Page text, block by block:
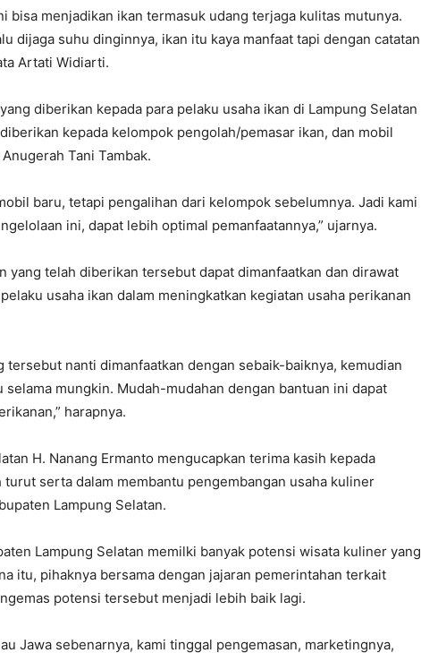
bisa menjadikan ikan termasuk udang terjaga kulitas mutunya.
dijaga suhu dinginnya, ikan itu kaya manfaat tapi dengan catatan
Artati Widiarti.
diberikan kepada para pelaku usaha ikan di Lampung Selatan
kepada kelompok pengolah/pemasar ikan, dan mobil
Tani Tambak.
baru, tetapi pengalihan dari kelompok sebelumnya. Jadi kami
ini, dapat lebih optimal pemanfaatannya,” ujarnya.
yang telah diberikan tersebut dapat dimanfaatkan dan dirawat
usaha ikan dalam meningkatkan kegiatan usaha perikanan
tersebut nanti dimanfaatkan dengan sebaik-baiknya, kemudian
mungkin. Mudah-mudahan dengan bantuan ini dapat
harapnya.
H. Nanang Ermanto mengucapkan terima kasih kepada
serta dalam membantu pengembangan usaha kuliner
Lampung Selatan.
Lampung Selatan memilki banyak potensi wisata kuliner yang
itu, pihaknya bersama dengan jajaran pemerintahan terkait
potensi tersebut menjadi lebih baik lagi.
Jawa sebenarnya, kami tinggal pengemasan, marketingnya,